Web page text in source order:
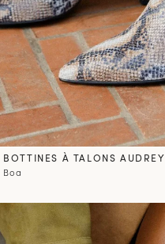
BOTTINES À TALONS AUDREY
Boa